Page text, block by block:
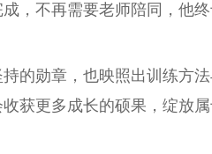
，不再需要老师陪同，他
的勋章，也映照出训练方
获更多成长的硕果，绽放属